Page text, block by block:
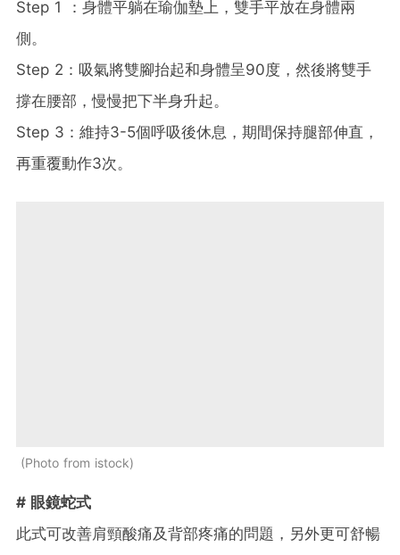
Step 1 ：身體平躺在瑜伽墊上，雙手平放在身體兩
側。
Step 2：吸氣將雙腳抬起和身體呈90度，然後將雙手
撐在腰部，慢慢把下半身升起。
Step 3：維持3-5個呼吸後休息，期間保持腿部伸直，
再重覆動作3次。
Photo from istock
# 眼鏡蛇式
此式可改善肩頸酸痛及背部疼痛的問題，另外更可舒暢